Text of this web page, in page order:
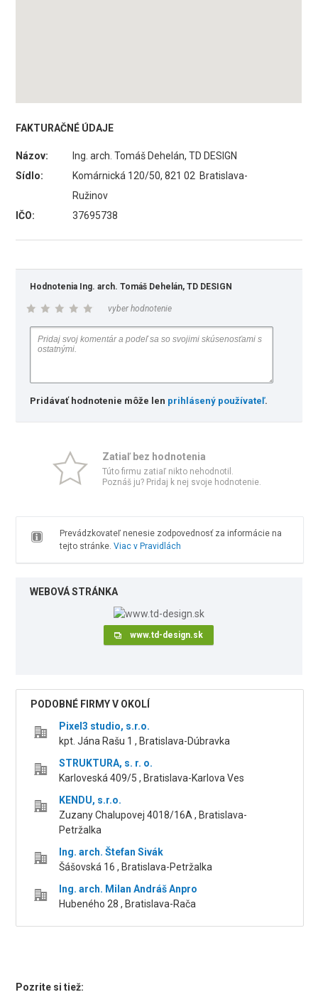
FAKTURAČNÉ ÚDAJE
Názov:
Ing. arch. Tomáš Dehelán, TD DESIGN
Sídlo:
Komárnická 120/50, 821 02 Bratislava-
Ružinov
IČO:
37695738
Hodnotenia Ing. arch. Tomáš Dehelán, TD DESIGN
vyber hodnotenie
Pridávať hodnotenie môže len prihlásený používateľ.
Zatiaľ bez hodnotenia
Túto firmu zatiaľ nikto nehodnotil.
Poznáš ju? Pridaj k nej svoje hodnotenie.
Prevádzkovateľ nenesie zodpovednosť za informácie na
tejto stránke. Viac v Pravidlách
WEBOVÁ STRÁNKA
www.td-design.sk
PODOBNÉ FIRMY V OKOLÍ
Pixel3 studio, s.r.o.
kpt. Jána Rašu 1 , Bratislava-Dúbravka
STRUKTURA, s. r. o.
Karloveská 409/5 , Bratislava-Karlova Ves
KENDU, s.r.o.
Zuzany Chalupovej 4018/16A , Bratislava-
Petržalka
Ing. arch. Štefan Sivák
Šášovská 16 , Bratislava-Petržalka
Ing. arch. Milan Andráš Anpro
Hubeného 28 , Bratislava-Rača
Pozrite si tiež: